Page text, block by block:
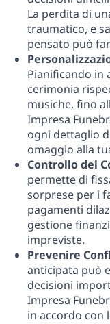
La perdita di
traumatico, e
pensato può
Pianificando in
cerimonia
musiche, fino
Impresa
ogni dettaglio
omaggio alla
Controllo dei
permette di
sorprese per i
pagamenti
gestione
impreviste.
Prevenire
anticipata può
decisioni
Impresa
in accordo con